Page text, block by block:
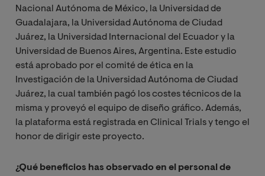
Nacional Autónoma de México, la Universidad de
Guadalajara, la Universidad Autónoma de Ciudad
Juárez, la Universidad Internacional del Ecuador y la
Universidad de Buenos Aires, Argentina. Este estudio
está aprobado por el comité de ética en la
Investigación de la Universidad Autónoma de Ciudad
Juárez, la cual también pagó los costes técnicos de la
misma y proveyó el equipo de diseño gráfico. Además,
la plataforma está registrada en Clinical Trials y tengo el
honor de dirigir este proyecto.
¿Qué beneficios has observado en el personal de